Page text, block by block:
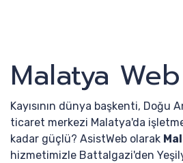
Malatya Web
Kayısının dünya başkenti, Doğu
ticaret merkezi Malatya'da
kadar güçlü? AsistWeb olarak
hizmetimizle Battalgazi'den